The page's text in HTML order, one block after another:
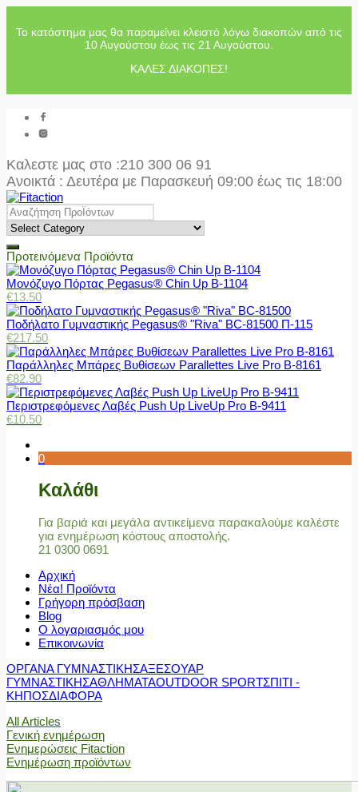
Το κατάστημα μας θα παραμείνει κλειστό λόγω διακοπών από τις
10 Αυγούστου έως τις 21 Αυγούστου.
ΚΑΛΕΣ ΔΙΑΚΟΠΕΣ!
Καλεστε μας στο :210 300 06 91
Ανοικτά : Δευτέρα με Παρασκευή 09:00 έως τις 18:00
Προτεινόμενα Προϊόντα
Μονόζυγο Πόρτας Pegasus® Chin Up Β-1104
€13.50
Ποδήλατο Γυμναστικής Pegasus® "Riva" BC-81500 Π-115
€217.50
Παράλληλες Μπάρες Βυθίσεων Parallettes Live Pro Β-8161
€82.90
Περιστρεφόμενες Λαβές Push Up LiveUp Pro Β-9411
€10.50
0
Καλάθι
Για βαριά και μεγάλα αντικείμενα παρακαλούμε καλέστε
για ενημέρωση κόστους αποστολής.
21 0300 0691
Αρχική
Νέα! Προϊόντα
Γρήγορη πρόσβαση
Blog
Ο λογαριασμός μου
Επικοινωνία
ΟΡΓΑΝΑ ΓΥΜΝΑΣΤΙΚΗΣΑΞΕΣΟΥΑΡ
ΓΥΜΝΑΣΤΙΚΗΣΑΘΛΗΜΑΤΑOUTDOOR SPORTΣΠΙΤΙ -
ΚΗΠΟΣΔΙΑΦΟΡΑ
All Articles
Γενική ενημέρωση
Ενημερώσεις Fitaction
Ενημέρωση προϊόντων